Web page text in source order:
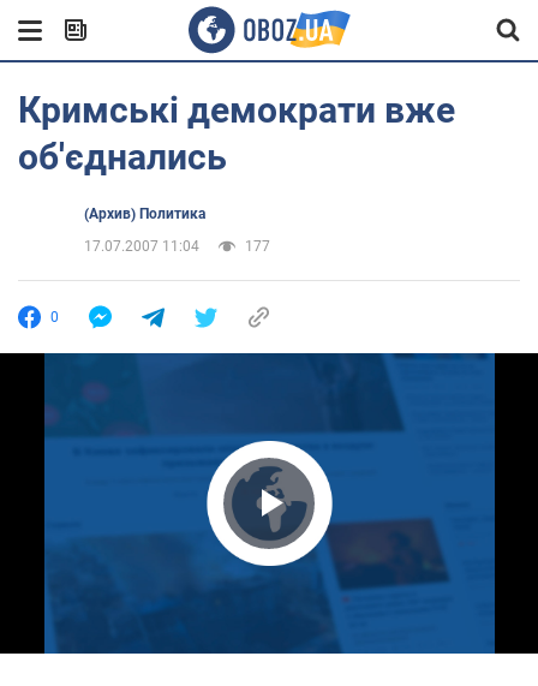
Кримські демократи вже
об'єднались
(Архив) Политика
17.07.2007 11:04
177
0
Play Video